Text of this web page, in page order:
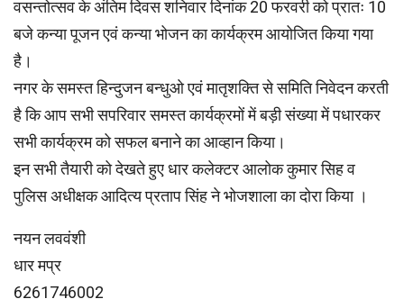
वसन्तोत्सव के अंतिम दिवस शनिवार दिनांक 20 फरवरी को प्रातः 10
बजे कन्या पूजन एवं कन्या भोजन का कार्यक्रम आयोजित किया गया
है।
नगर के समस्त हिन्दुजन बन्धुओ एवं मातृशक्ति से समिति निवेदन करती
है कि आप सभी सपरिवार समस्त कार्यक्रमों में बड़ी संख्या में पधारकर
सभी कार्यक्रम को सफल बनाने का आव्हान किया।
इन सभी तैयारी को देखते हुए धार कलेक्टर आलोक कुमार सिह व
पुलिस अधीक्षक आदित्य प्रताप सिंह ने भोजशाला का दोरा किया ।
नयन लववंशी
धार मप्र
6261746002